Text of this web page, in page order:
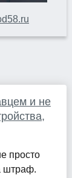
и не
просто
штраф.